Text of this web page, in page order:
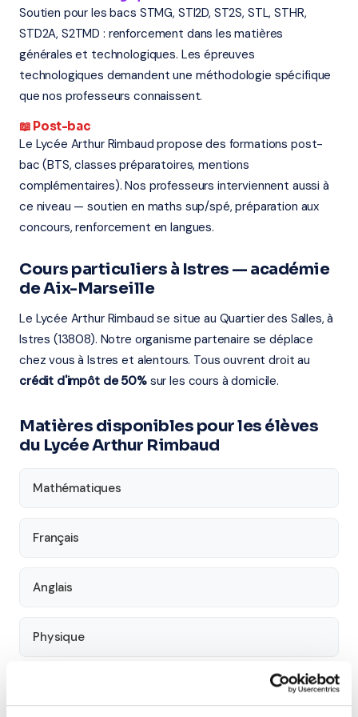
Soutien pour les bacs STMG, STI2D, ST2S, STL, STHR,
STD2A, S2TMD : renforcement dans les matières
générales et technologiques. Les épreuves
technologiques demandent une méthodologie spécifique
que nos professeurs connaissent.
📖 Post-bac
Le Lycée Arthur Rimbaud propose des formations post-
bac (BTS, classes préparatoires, mentions
complémentaires). Nos professeurs interviennent aussi à
ce niveau — soutien en maths sup/spé, préparation aux
concours, renforcement en langues.
Cours particuliers à Istres — académie
de Aix-Marseille
Le Lycée Arthur Rimbaud se situe au Quartier des Salles, à
Istres (13808). Notre organisme partenaire se déplace
chez vous à Istres et alentours. Tous ouvrent droit au
crédit d'impôt de 50%sur les cours à domicile.
Matières disponibles pour les élèves
du Lycée Arthur Rimbaud
Mathématiques
Français
Anglais
Physique